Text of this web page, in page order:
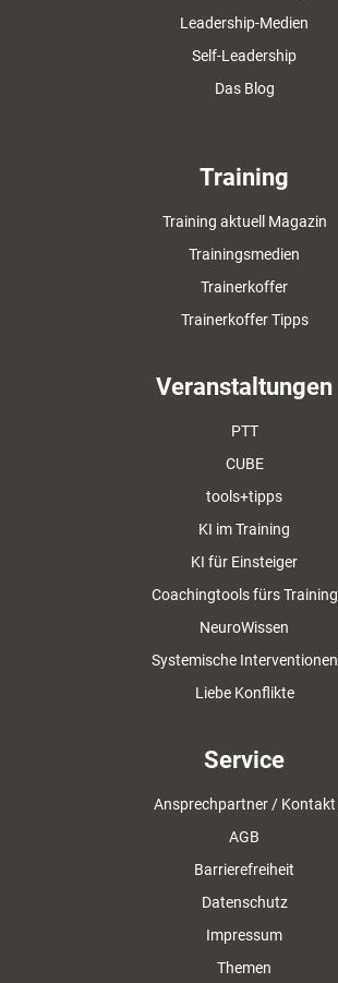
Leadership-Medien
Self-Leadership
Das Blog
Training
Training aktuell Magazin
Trainingsmedien
Trainerkoffer
Trainerkoffer Tipps
Veranstaltungen
PTT
CUBE
tools+tipps
KI im Training
KI für Einsteiger
Coachingtools fürs Training
NeuroWissen
Systemische Interventionen
Liebe Konflikte
Service
Ansprechpartner / Kontakt
AGB
Barrierefreiheit
Datenschutz
Impressum
Themen